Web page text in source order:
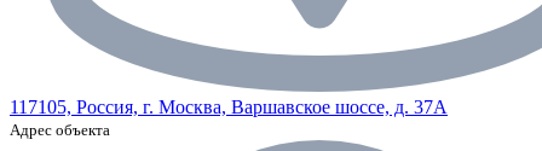
117105, Россия, г. Москва, Варшавское шоссе, д. 37А
Адрес объекта